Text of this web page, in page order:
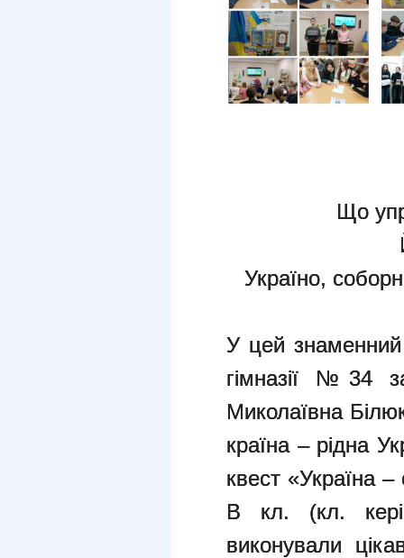
Що
Україно,
У цей знаменний
гімназії №34
Миколаївна
країна – рідна
квест «Україна
В кл. (кл.
виконували